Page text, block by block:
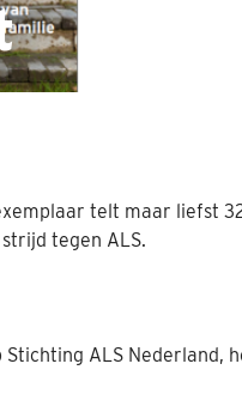
telt maar liefst
tegen ALS.
ALS Nederland,